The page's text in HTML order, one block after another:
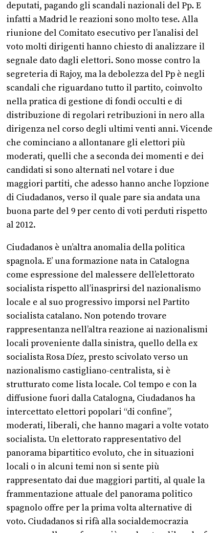
deputati, pagando gli scandali nazionali del Pp. E
infatti a Madrid le reazioni sono molto tese. Alla
riunione del Comitato esecutivo per l’analisi del
voto molti dirigenti hanno chiesto di analizzare il
segnale dato dagli elettori. Sono mosse contro la
segreteria di Rajoy, ma la debolezza del Pp è negli
scandali che riguardano tutto il partito, coinvolto
nella pratica di gestione di fondi occulti e di
distribuzione di regolari retribuzioni in nero alla
dirigenza nel corso degli ultimi venti anni. Vicende
che cominciano a allontanare gli elettori più
moderati, quelli che a seconda dei momenti e dei
candidati si sono alternati nel votare i due
maggiori partiti, che adesso hanno anche l’opzione
di Ciudadanos, verso il quale pare sia andata una
buona parte del 9 per cento di voti perduti rispetto
al 2012.
Ciudadanos è un’altra anomalia della politica
spagnola. E’ una formazione nata in Catalogna
come espressione del malessere dell’elettorato
socialista rispetto all’inasprirsi del nazionalismo
locale e al suo progressivo imporsi nel Partito
socialista catalano. Non potendo trovare
rappresentanza nell’altra reazione ai nazionalismi
locali proveniente dalla sinistra, quello della ex
socialista Rosa Díez, presto scivolato verso un
nazionalismo castigliano-centralista, si è
strutturato come lista locale. Col tempo e con la
diffusione fuori dalla Catalogna, Ciudadanos ha
intercettato elettori popolari “di confine”,
moderati, liberali, che hanno magari a volte votato
socialista. Un elettorato rappresentativo del
panorama bipartitico evoluto, che in situazioni
locali o in alcuni temi non si sente più
rappresentato dai due maggiori partiti, al quale la
frammentazione attuale del panorama politico
spagnolo offre per la prima volta alternative di
voto. Ciudadanos si rifà alla socialdemocrazia